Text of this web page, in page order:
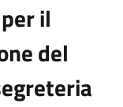
il
del